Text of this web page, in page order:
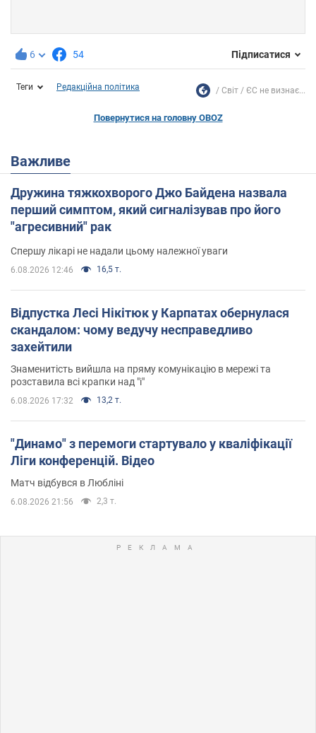
6 54 Підписатися
Теги Редакційна політика Світ ЄС не визнає...
Повернутися на головну OBOZ
Важливе
Дружина тяжкохворого Джо Байдена назвала
перший симптом, який сигналізував про його
"агресивний" рак
Спершу лікарі не надали цьому належної уваги
6.08.2026 12:46 16,5 т.
Відпустка Лесі Нікітюк у Карпатах обернулася
скандалом: чому ведучу несправедливо
захейтили
Знаменитість вийшла на пряму комунікацію в мережі та
розставила всі крапки над "і"
6.08.2026 17:32 13,2 т.
"Динамо" з перемоги стартувало у кваліфікації
Ліги конференцій. Відео
Матч відбувся в Любліні
6.08.2026 21:56 2,3 т.